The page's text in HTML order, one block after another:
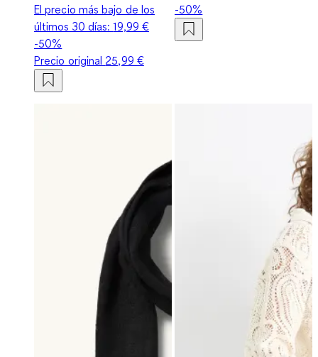
El precio más bajo de los
últimos 30 días:19,99 €
-50%
Precio original 25,99 €
-50%